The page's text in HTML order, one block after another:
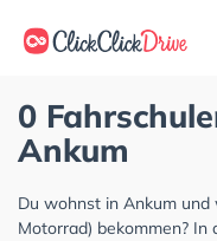
0
Ankum
Du wohnst in Ankum und
Motorrad) bekommen? In